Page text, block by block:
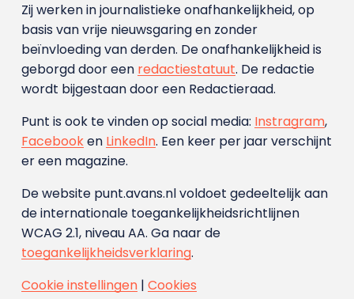
Zij werken in journalistieke onafhankelijkheid, op
basis van vrije nieuwsgaring en zonder
beïnvloeding van derden. De onafhankelijkheid is
geborgd door een redactiestatuut. De redactie
wordt bijgestaan door een Redactieraad.
Punt is ook te vinden op social media: Instragram,
Facebooken LinkedIn. Een keer per jaar verschijnt
er een magazine.
De website punt.avans.nl voldoet gedeeltelijk aan
de internationale toegankelijkheidsrichtlijnen
WCAG 2.1, niveau AA. Ga naar de
toegankelijkheidsverklaring.
Cookie instellingen| Cookies